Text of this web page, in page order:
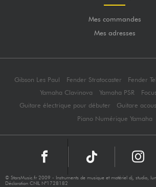
Mes commandes
Mes adresses
Gibson Les Paul Fender Stratocaster Fender
Yamaha Clavinova
Yamaha PSR
Guitare électrique pour débuter
Guitare
Piano Numérique Yamaha
© StarsMusic.fr 2009 - Instruments de musique et matériel dj, studio,
Déclaration CNIL N°1728182